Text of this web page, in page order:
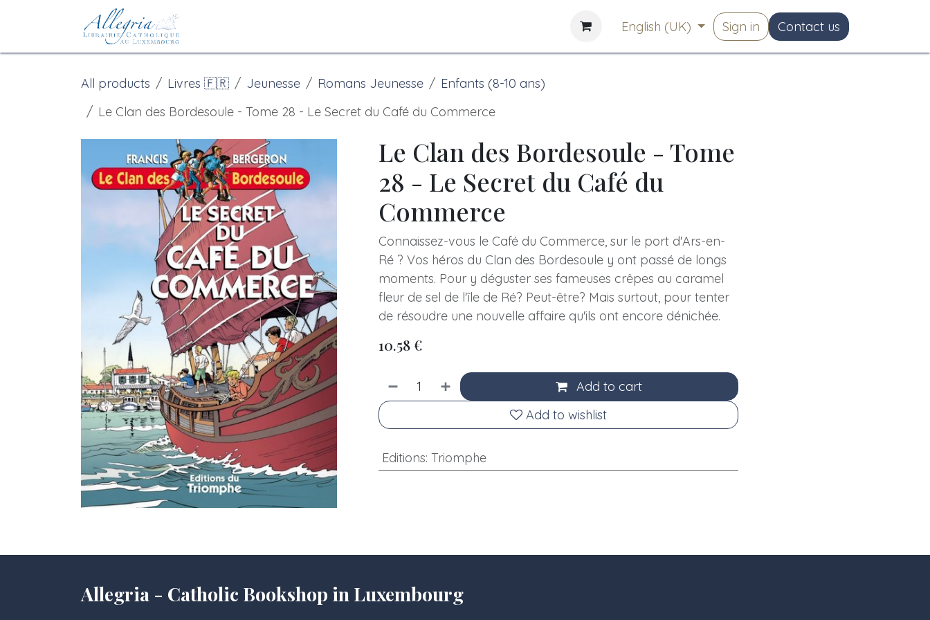
English (UK) Sign in Contact us
All products Livres 🇫🇷 Jeunesse Romans Jeunesse
Enfants (8-10 ans)
Le Clan des Bordesoule - Tome 28 - Le Secret du Café du Commerce
Le Clan des Bordesoule - Tome
28 - Le Secret du Café du
Commerce
Connaissez-vous le Café du Commerce, sur le port d'Ars-en-
Ré ? Vos héros du Clan des Bordesoule y ont passé de longs
moments. Pour y déguster ses fameuses crêpes au caramel
fleur de sel de l'île de Ré? Peut-être? Mais surtout, pour tenter
de résoudre une nouvelle affaire qu'ils ont encore dénichée.
10.58€
Add to cart
Add to wishlist
Editions: Triomphe
Allegria - Catholic Bookshop in Luxembourg